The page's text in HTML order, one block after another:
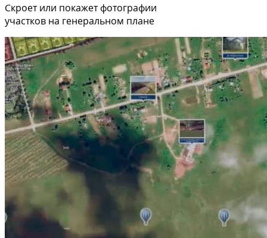
Скроет или покажет фотографии
участков на генеральном плане